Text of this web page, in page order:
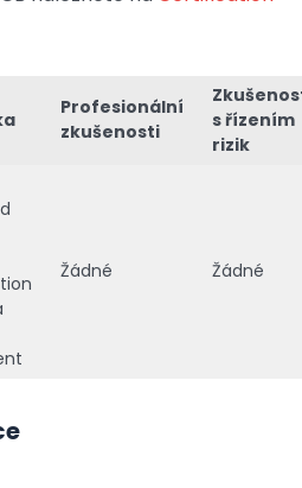
Profesionální
zkušenosti
s řízením
rizik
Žádné Žádné